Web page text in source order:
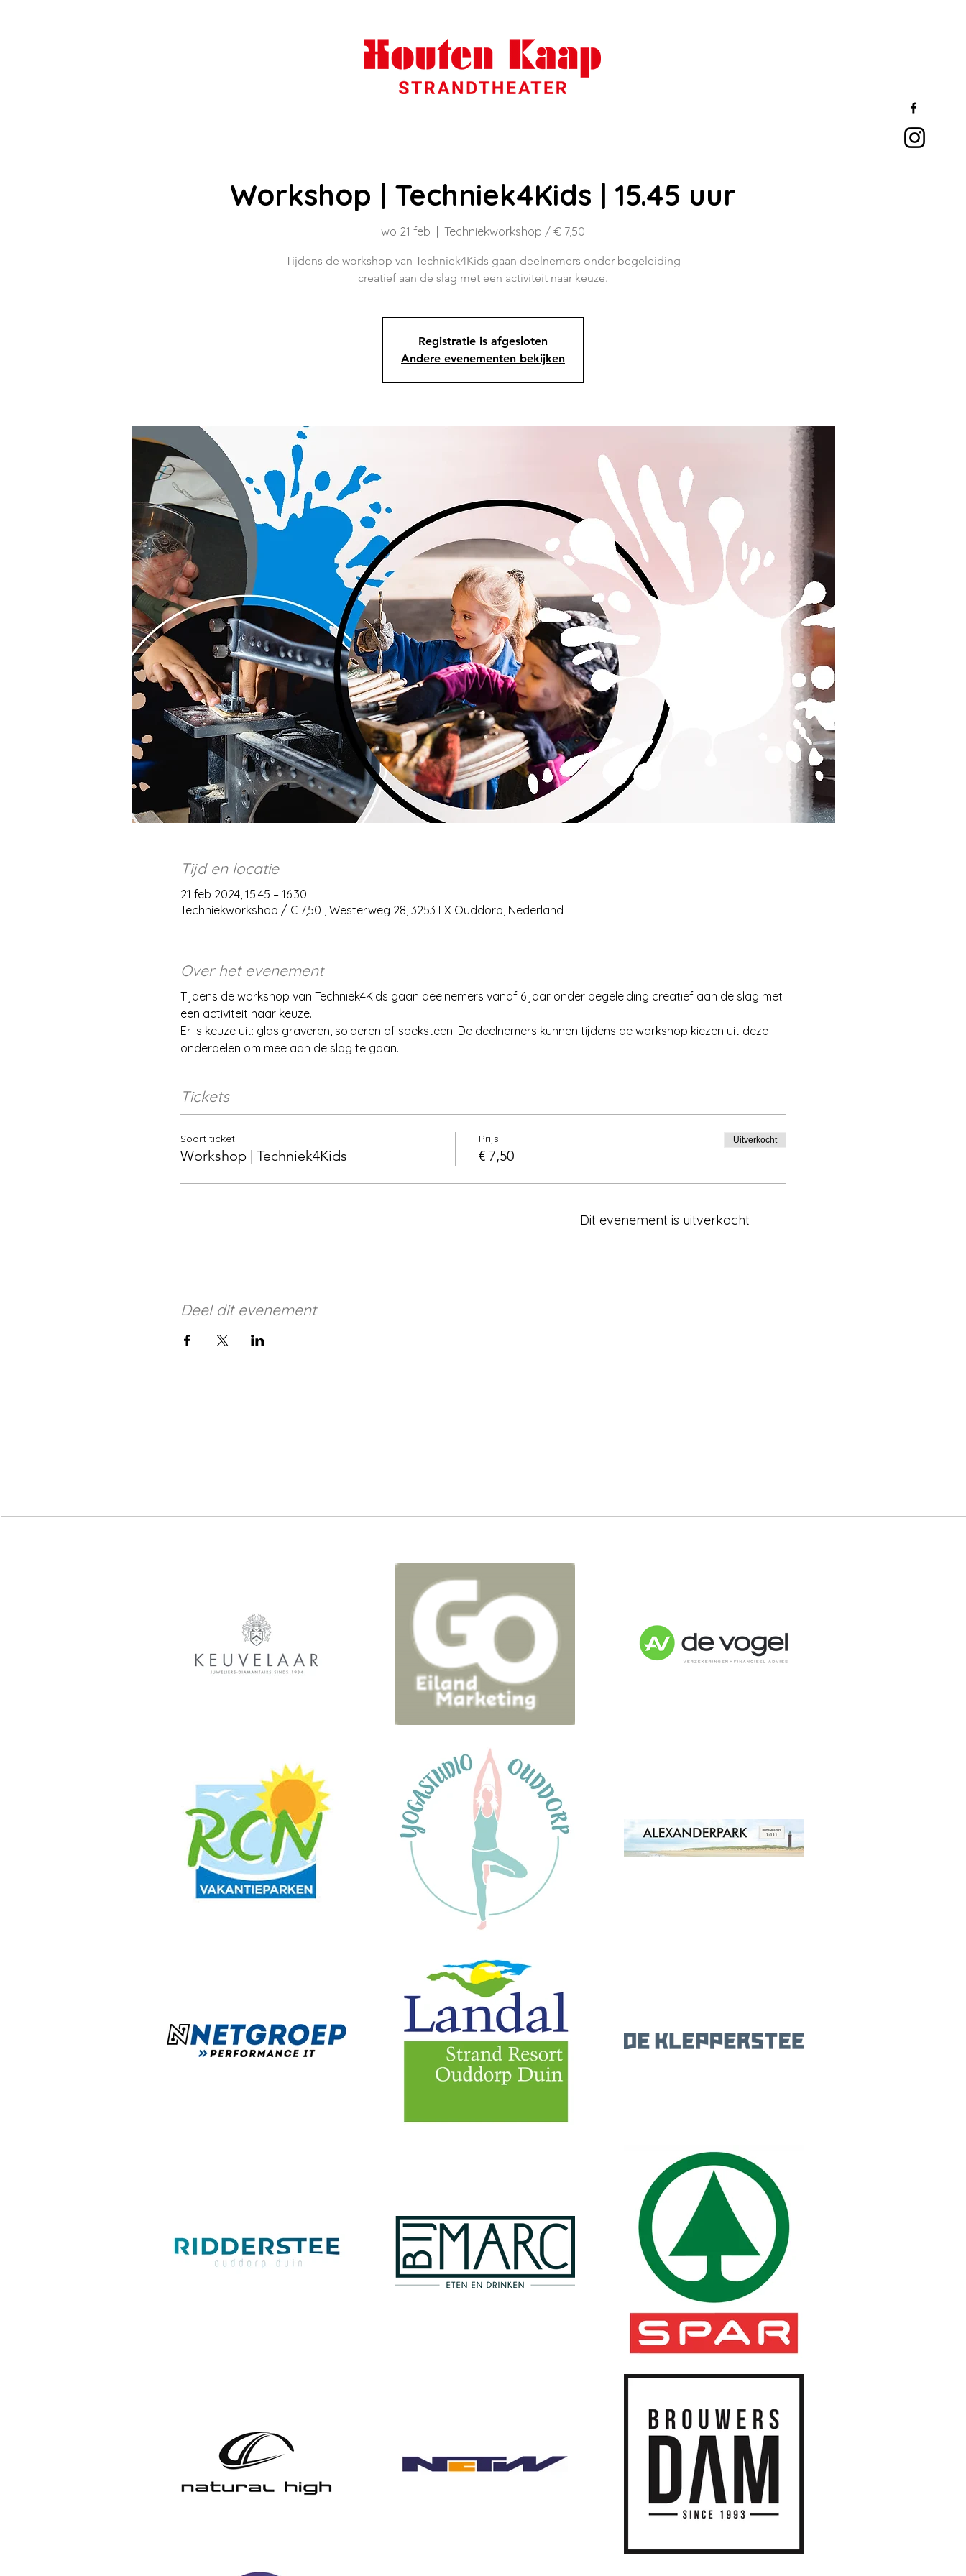
Workshop | Techniek4Kids | 15.45 uur
wo 21 feb Techniekworkshop / € 7,50
Tijdens de workshop van Techniek4Kids gaan deelnemers onder begeleiding
creatief aan de slag met een activiteit naar keuze.
Registratie is afgesloten
Andere evenementen bekijken
Tijd en locatie
21 feb 2024, 15:45 – 16:30
Techniekworkshop / € 7,50 , Westerweg 28, 3253 LX Ouddorp, Nederland
Over het evenement
Tijdens de workshop van Techniek4Kids gaan deelnemers vanaf 6 jaar onder begeleiding creatief aan de slag met
een activiteit naar keuze.
Er is keuze uit: glas graveren, solderen of speksteen. De deelnemers kunnen tijdens de workshop kiezen uit deze
onderdelen om mee aan de slag te gaan.
Tickets
Soort ticket
Workshop | Techniek4Kids
Prijs
€ 7,50
Uitverkocht
Dit evenement is uitverkocht
Deel dit evenement